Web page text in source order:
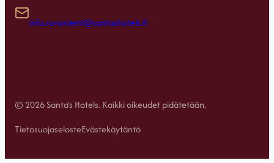
info.rovaniemi@santashotels.fi
© 2026 Santa’s Hotels. Kaikki oikeudet pidätetään.
TietosuojaselosteEvästekäytäntö